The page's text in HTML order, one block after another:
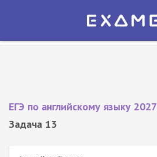
Экзамер — ЕГЭ 2027
ЕГЭ по английскому языку 2027
Задача 13